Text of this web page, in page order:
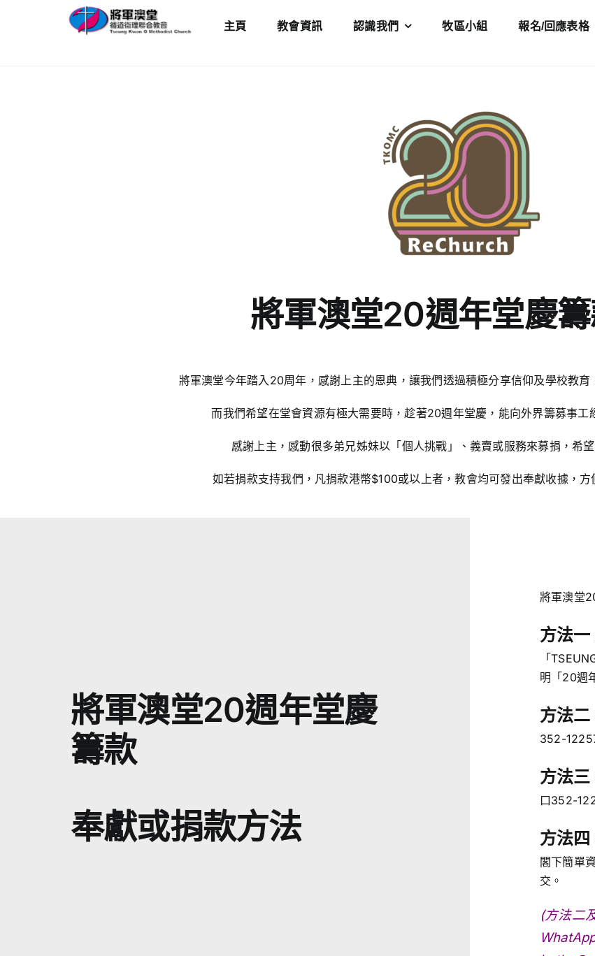
主頁 教會資訊 認識我們 牧區小組 報名/回應表格
將軍澳堂20週年堂慶
將軍澳堂今年踏入20周年，感謝上主的恩典，讓我們透過積極分享信仰及學校教育
而我們希望在堂會資源有極大需要時，趁著20週年堂慶，能向外界籌募事工
感謝上主，感動很多弟兄姊妹以「個人挑戰」、義賣或服務來募捐，希
如若捐款支持我們，凡捐款港幣$100或以上者，教會均可發出奉獻收據，方
將軍澳堂20週年堂慶
籌款
奉獻或捐款方法
將軍澳堂
方法一
「
明「20週
方法二
352-
方法三
口352-
方法四
閣下簡單
交。
(方法二